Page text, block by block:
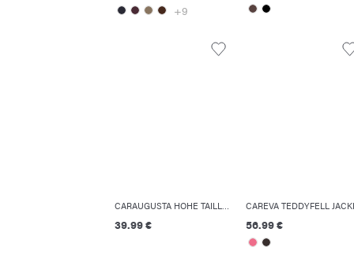
+9
CARAUGUSTA HOHE TAILLE SKINNY FIT JEANS
39.99 €
CAREVA TEDDYFELL
56.99 €